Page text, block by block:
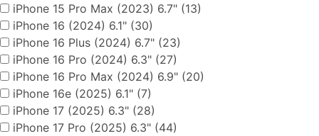
iPhone 15 Pro Max (2023) 6.7" (13)
iPhone 16 (2024) 6.1" (30)
iPhone 16 Plus (2024) 6.7" (23)
iPhone 16 Pro (2024) 6.3" (27)
iPhone 16 Pro Max (2024) 6.9" (20)
iPhone 16e (2025) 6.1" (7)
iPhone 17 (2025) 6.3" (28)
iPhone 17 Pro (2025) 6.3" (44)